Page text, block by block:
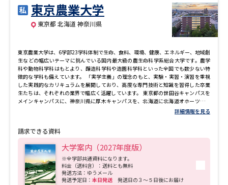
東京農業大学
東京都 北海道 神奈川県
東京農業大学は、6学部23学科体制で生命、食料、環境、健康、エネルギー、地域創
生などの幅広いテーマに挑んでいる国内最大級の農生命科学系総合大学です。農学
科や動物科学科はもとより、醸造科学科や造園科学科といった全国でも数少ない特
徴的な学科も備えています。 「実学主義」の理念のもと、実験・実習・演習を重視
した実践的なカリキュラムを展開しており、高度な専門技術と知識を習得した卒業
生たちは、それぞれの業界で幅広く活躍しています。 東京都の世田谷キャンパスを
メインキャンパスに、神奈川県に厚木キャンパスを、北海道に北海道オホーツクキ
ャンパスを設置しています。 東京農業大学公式サイト
詳細情報を見る
請求できる資料
大学案内（2027年度版）
※全学部共通資料になります。
料金（送料含）：送料とも無料
発送方法：ゆうメール
発送予定日： 本日発送 発送日の３～５日後にお届け